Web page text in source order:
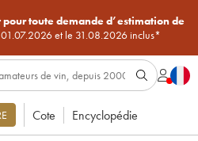
toute demande d’estimation de
01.07.2026 et le 31.08.2026 inclus*
Cote Encyclopédie